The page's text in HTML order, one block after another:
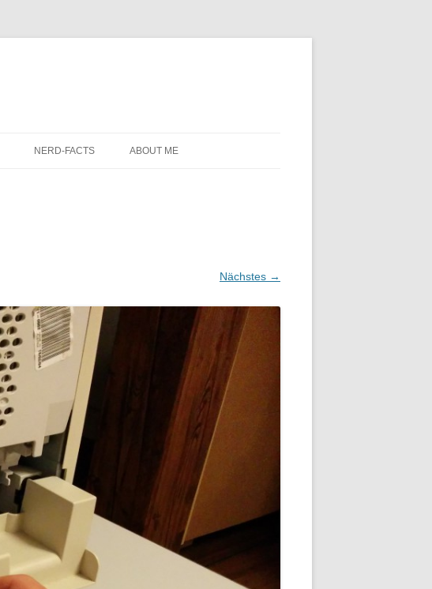
NERD-FACTS ABOUT ME
Nächstes →